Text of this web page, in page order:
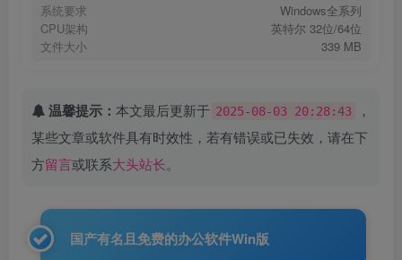
系统要求
Windows全系列
CPU架构
英特尔 32位/64位
文件大小
339 MB
温馨提示： 本文最后更新于 2025-08-03 20:28:43
，
某些文章或软件具有时效性，若有错误或已失效，请在下
方留言或联系大头站长。
国产有名且免费的办公软件Win版